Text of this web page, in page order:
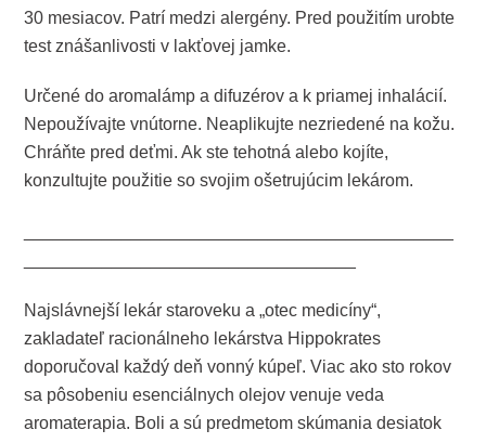
30 mesiacov. Patrí medzi alergény. Pred použitím urobte
test znášanlivosti v lakťovej jamke.
Určené do aromalámp a difuzérov a k priamej inhalácií.
Nepoužívajte vnútorne. Neaplikujte nezriedené na kožu.
Chráňte pred deťmi. Ak ste tehotná alebo kojíte,
konzultujte použitie so svojim ošetrujúcim lekárom.
Najslávnejší lekár staroveku a „otec medicíny“,
zakladateľ racionálneho lekárstva Hippokrates
doporučoval každý deň vonný kúpeľ. Viac ako sto rokov
sa pôsobeniu esenciálnych olejov venuje veda
aromaterapia. Boli a sú predmetom skúmania desiatok